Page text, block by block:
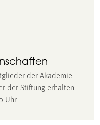
der Akademie
der Stiftung erhalten
Uhr